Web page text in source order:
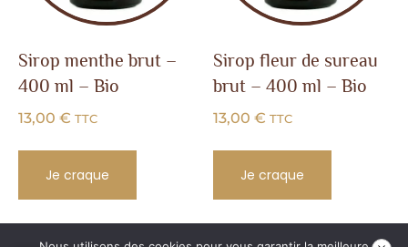
Sirop menthe brut –
400 ml – Bio
13,00 € TTC
Je craque
Sirop fleur de sureau
brut – 400 ml – Bio
13,00 € TTC
Je craque